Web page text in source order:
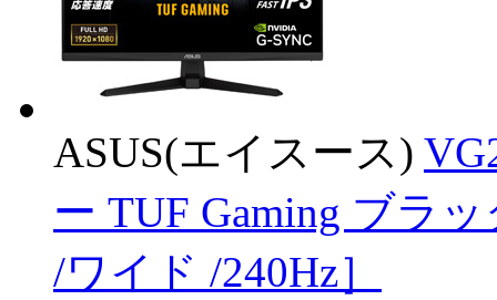
ASUS(エイスース)
ー TUF Gaming ブラ
/ワイド /240Hz］